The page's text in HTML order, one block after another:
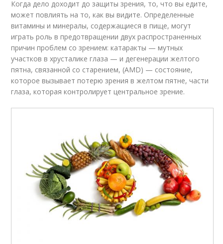
Когда дело доходит до защиты зрения, то, что вы едите,
может повлиять на то, как вы видите. Определенные
витамины и минералы, содержащиеся в пище, могут
играть роль в предотвращении двух распространенных
причин проблем со зрением: катаракты — мутных
участков в хрусталике глаза — и дегенерации желтого
пятна, связанной со старением, (AMD) — состояние,
которое вызывает потерю зрения в желтом пятне, части
глаза, которая контролирует центральное зрение.